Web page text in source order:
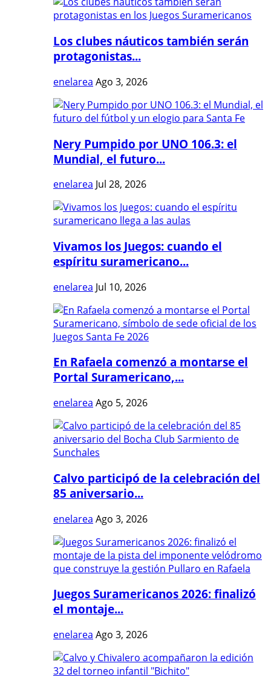
Los clubes náuticos también serán
protagonistas...
enelarea Ago 3, 2026
Nery Pumpido por UNO 106.3: el
Mundial, el futuro...
enelarea Jul 28, 2026
Vivamos los Juegos: cuando el
espíritu suramericano...
enelarea Jul 10, 2026
En Rafaela comenzó a montarse el
Portal Suramericano,...
enelarea Ago 5, 2026
Calvo participó de la celebración del
85 aniversario...
enelarea Ago 3, 2026
Juegos Suramericanos 2026: finalizó
el montaje...
enelarea Ago 3, 2026